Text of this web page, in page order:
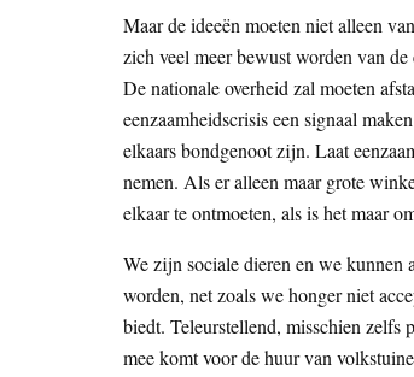
Maar de ideeën moeten niet alleen
zich veel meer bewust worden van
De nationale overheid zal moeten
eenzaamheidscrisis een signaal
elkaars bondgenoot zijn. Laat
nemen. Als er alleen maar grote
elkaar te ontmoeten, als is het maar
We zijn sociale dieren en we kunnen
worden, net zoals we honger niet
biedt. Teleurstellend, misschien
mee komt voor de huur van